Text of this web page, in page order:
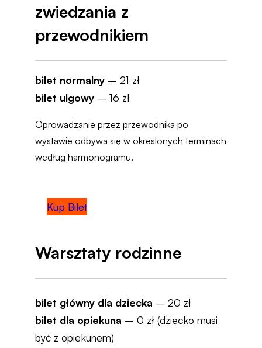
zwiedzania z
przewodnikiem
bilet normalny – 21 zł
bilet ulgowy – 16 zł
Oprowadzanie przez przewodnika po
wystawie odbywa się w określonych terminach
według harmonogramu.
Kup Bilet
Warsztaty rodzinne
bilet główny dla dziecka – 20 zł
bilet dla opiekuna – 0 zł (dziecko musi
być z opiekunem)